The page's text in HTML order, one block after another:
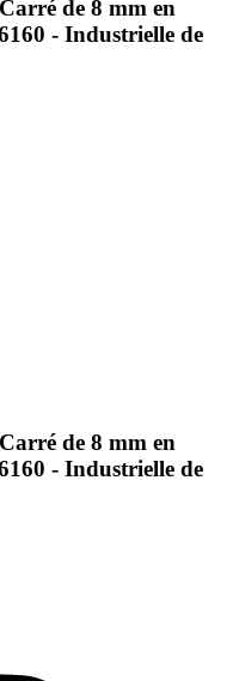
de 8 mm en
- Industrielle de
de 8 mm en
- Industrielle de